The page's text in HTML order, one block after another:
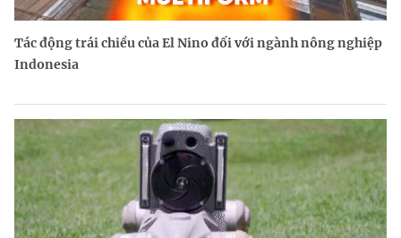
Tác động trái chiều của El Nino đối với ngành nông nghiệp
Indonesia